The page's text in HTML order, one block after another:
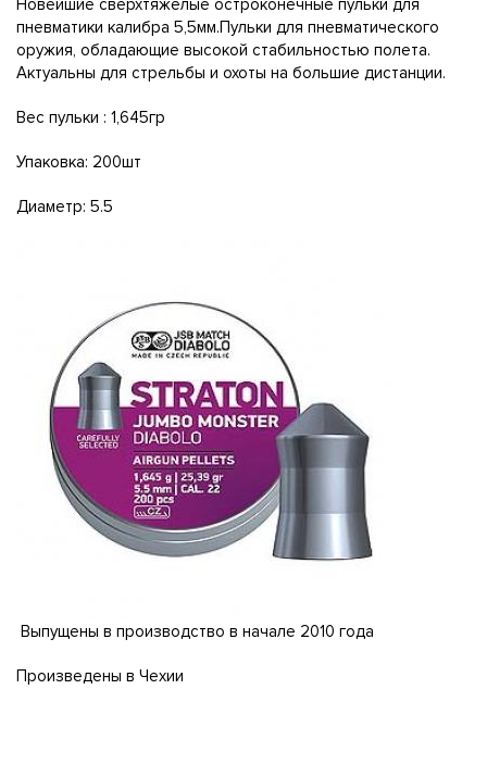
Новейшие сверхтяжелые остроконечные пульки для
пневматики калибра 5,5мм.Пульки для пневматического
оружия, обладающие высокой стабильностью полета.
Актуальны для стрельбы и охоты на большие дистанции.
Вес пульки : 1,645гр
Упаковка: 200шт
Диаметр: 5.5
Выпущены в производство в начале 2010 года
Произведены в Чехии